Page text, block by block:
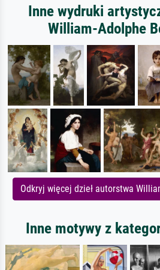
Inne wydruki
William-Adolphe
Odkryj więcej dzieł autorstwa
Inne motywy z